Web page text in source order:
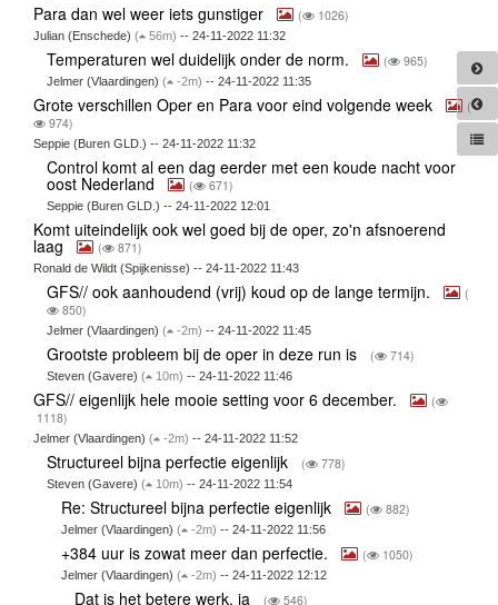
Para dan wel weer iets gunstiger ( 1026)
Julian (Enschede) ( 56m) -- 24-11-2022 11:32
Temperaturen wel duidelijk onder de norm. ( 965)
Jelmer (Vlaardingen)( -2m) -- 24-11-2022 11:35
Grote verschillen Oper en Para voor eind volgende week
(
974)
Seppie (Buren GLD.) -- 24-11-2022 11:32
Control komt al een dag eerder met een koude nacht voor
oost Nederland ( 671)
Seppie (Buren GLD.) -- 24-11-2022 12:01
Komt uiteindelijk ook wel goed bij de oper, zo'n afsnoerend
laag ( 871)
Ronald de Wildt (Spijkenisse) -- 24-11-2022 11:43
GFS// ook aanhoudend (vrij) koud op de lange termijn.
(
850)
Jelmer (Vlaardingen)( -2m) -- 24-11-2022 11:45
Grootste probleem bij de oper in deze run is ( 714)
Steven (Gavere)( 10m) -- 24-11-2022 11:46
GFS// eigenlijk hele mooie setting voor 6 december.
(
1118)
Jelmer (Vlaardingen) ( -2m) -- 24-11-2022 11:52
Structureel bijna perfectie eigenlijk ( 778)
Steven (Gavere)( 10m) -- 24-11-2022 11:54
Re: Structureel bijna perfectie eigenlijk ( 882)
Jelmer (Vlaardingen) ( -2m) -- 24-11-2022 11:56
+384 uur is zowat meer dan perfectie. ( 1050)
Jelmer (Vlaardingen) ( -2m) -- 24-11-2022 12:12
Dat is het betere werk, ja ( 546)